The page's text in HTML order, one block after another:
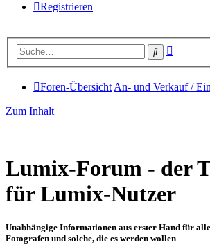
Registrieren
Suche
Foren-Übersicht An- und Verkauf /
Zum Inhalt
Lumix-Forum - der
für Lumix-Nutzer
Unabhängige Informationen aus erster Hand für
Fotografen und solche, die es werden wollen